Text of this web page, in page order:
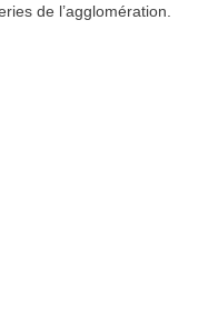
de l’agglomération.